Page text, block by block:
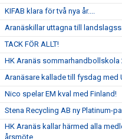
KIFAB klara för två nya år....
Aranäskillar uttagna till
TACK FÖR ALLT!
HK Aranäs sommarhandbollskola
Aranäsare kallade till fysdag med
Nico spelar EM kval med Finland!
Stena Recycling AB ny Platinum-
HK Aranäs kallar härmed alla
årsmöte